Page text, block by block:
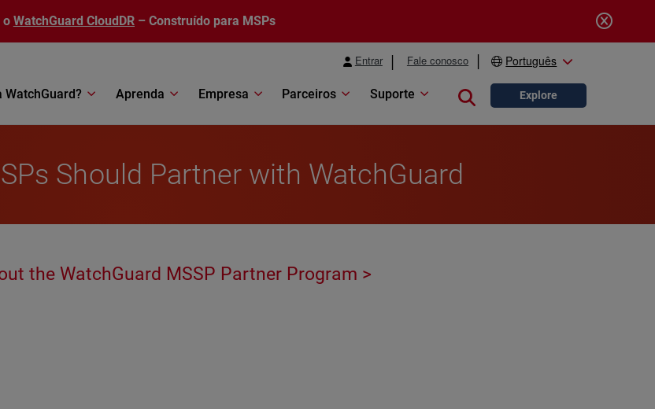
o WatchGuard CloudDR – Construído para MSPs
Entrar Fale conosco Português
WatchGuard? Aprenda Empresa Parceiros Suporte Close search
Explore
Should Partner with WatchGuard
the WatchGuard MSSP Partner Program >